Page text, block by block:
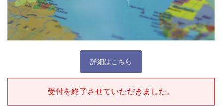
詳細はこちら
受付を終了させていただきました。